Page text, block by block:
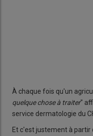
À chaque fois qu'un
quelque chose à traiter"
service dermatologie du
Et c'est justement à partir